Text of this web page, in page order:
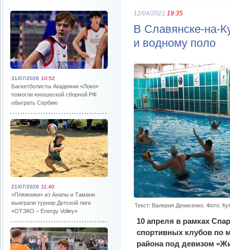
31/07/2026 10:52
Баскетболисты Академии «Локо»
помогли юношеской сборной РФ
обыграть Сербию
21/07/2026 11:40
«Пляжники» из Анапы и Тамани
выиграли турнир Детской лиги
«ОТЭКО – Energy Volley»
12/04/2021 19:35
В Славянске-на-
и водному поло
Текст: Валерия Денисенко. Фото:
10 апреля в рамках
спортивных клубов по
района под девизом